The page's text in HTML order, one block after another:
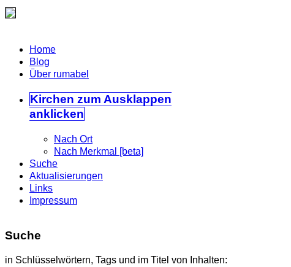
Home
Blog
Über rumabel
Kirchen zum Ausklappen
anklicken
Nach Ort
Nach Merkmal [beta]
Suche
Aktualisierungen
Links
Impressum
Suche
in Schlüsselwörtern, Tags und im Titel von Inhalten: